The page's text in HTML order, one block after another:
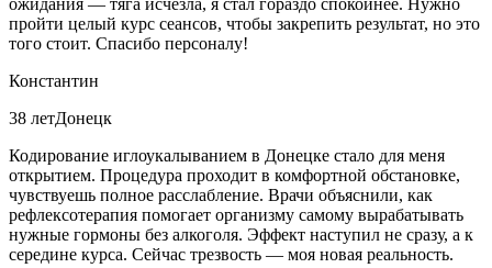
ожидания — тяга исчезла, я стал гораздо спокойнее. Нужно
пройти целый курс сеансов, чтобы закрепить результат, но это
того стоит. Спасибо персоналу!
Константин
38 летДонецк
Кодирование иглоукалыванием в Донецке стало для меня
открытием. Процедура проходит в комфортной обстановке,
чувствуешь полное расслабление. Врачи объяснили, как
рефлексотерапия помогает организму самому вырабатывать
нужные гормоны без алкоголя. Эффект наступил не сразу, а к
середине курса. Сейчас трезвость — моя новая реальность.